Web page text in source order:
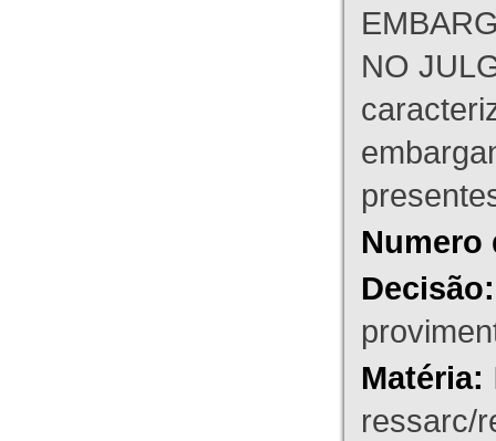
NO
Numero
Decisão:
Matéria:
ressarc/